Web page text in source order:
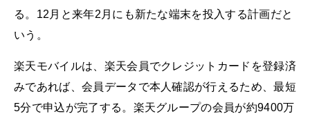
る。12月と来年2月にも新たな端末を投入する計画だと
いう。
楽天モバイルは、楽天会員でクレジットカードを登録済
みであれば、会員データで本人確認が行えるため、最短
5分で申込が完了する。楽天グループの会員が約9400万